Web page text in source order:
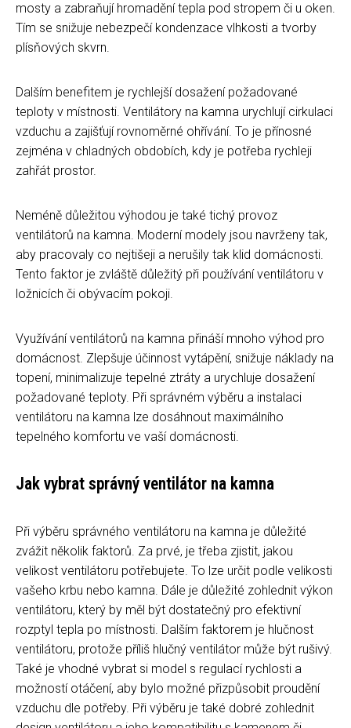
mosty a zabraňují hromadění tepla pod stropem či u oken.
Tím se snižuje nebezpečí kondenzace vlhkosti a tvorby
plísňových skvrn.
Dalším benefitem je rychlejší dosažení požadované
teploty v místnosti. Ventilátory na kamna urychlují cirkulaci
vzduchu a zajišťují rovnoměrné ohřívání. To je přínosné
zejména v chladných obdobích, kdy je potřeba rychleji
zahřát prostor.
Neméně důležitou výhodou je také tichý provoz
ventilátorů na kamna. Moderní modely jsou navrženy tak,
aby pracovaly co nejtišeji a nerušily tak klid domácnosti.
Tento faktor je zvláště důležitý při používání ventilátoru v
ložnicích či obývacím pokoji.
Využívání ventilátorů na kamna přináší mnoho výhod pro
domácnost. Zlepšuje účinnost vytápění, snižuje náklady na
topení, minimalizuje tepelné ztráty a urychluje dosažení
požadované teploty. Při správném výběru a instalaci
ventilátoru na kamna lze dosáhnout maximálního
tepelného komfortu ve vaší domácnosti.
Jak vybrat správný ventilátor na kamna
Při výběru správného ventilátoru na kamna je důležité
zvážit několik faktorů. Za prvé, je třeba zjistit, jakou
velikost ventilátoru potřebujete. To lze určit podle velikosti
vašeho krbu nebo kamna. Dále je důležité zohlednit výkon
ventilátoru, který by měl být dostatečný pro efektivní
rozptyl tepla po místnosti. Dalším faktorem je hlučnost
ventilátoru, protože příliš hlučný ventilátor může být rušivý.
Také je vhodné vybrat si model s regulací rychlosti a
možností otáčení, aby bylo možné přizpůsobit proudění
vzduchu dle potřeby. Při výběru je také dobré zohlednit